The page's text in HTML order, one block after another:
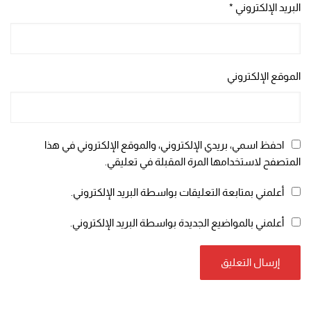
البريد الإلكتروني *
الموقع الإلكتروني
احفظ اسمي، بريدي الإلكتروني، والموقع الإلكتروني في هذا
المتصفح لاستخدامها المرة المقبلة في تعليقي.
أعلمني بمتابعة التعليقات بواسطة البريد الإلكتروني.
أعلمني بالمواضيع الجديدة بواسطة البريد الإلكتروني.